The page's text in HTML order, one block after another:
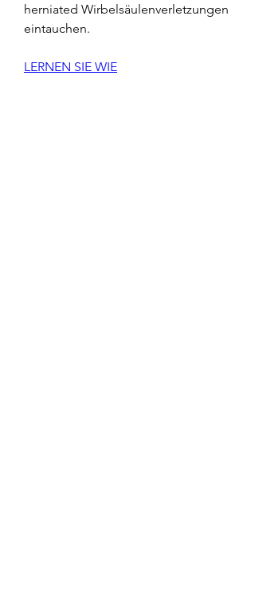
herniated Wirbelsäulenverletzungen
eintauchen.
LERNEN SIE WIE